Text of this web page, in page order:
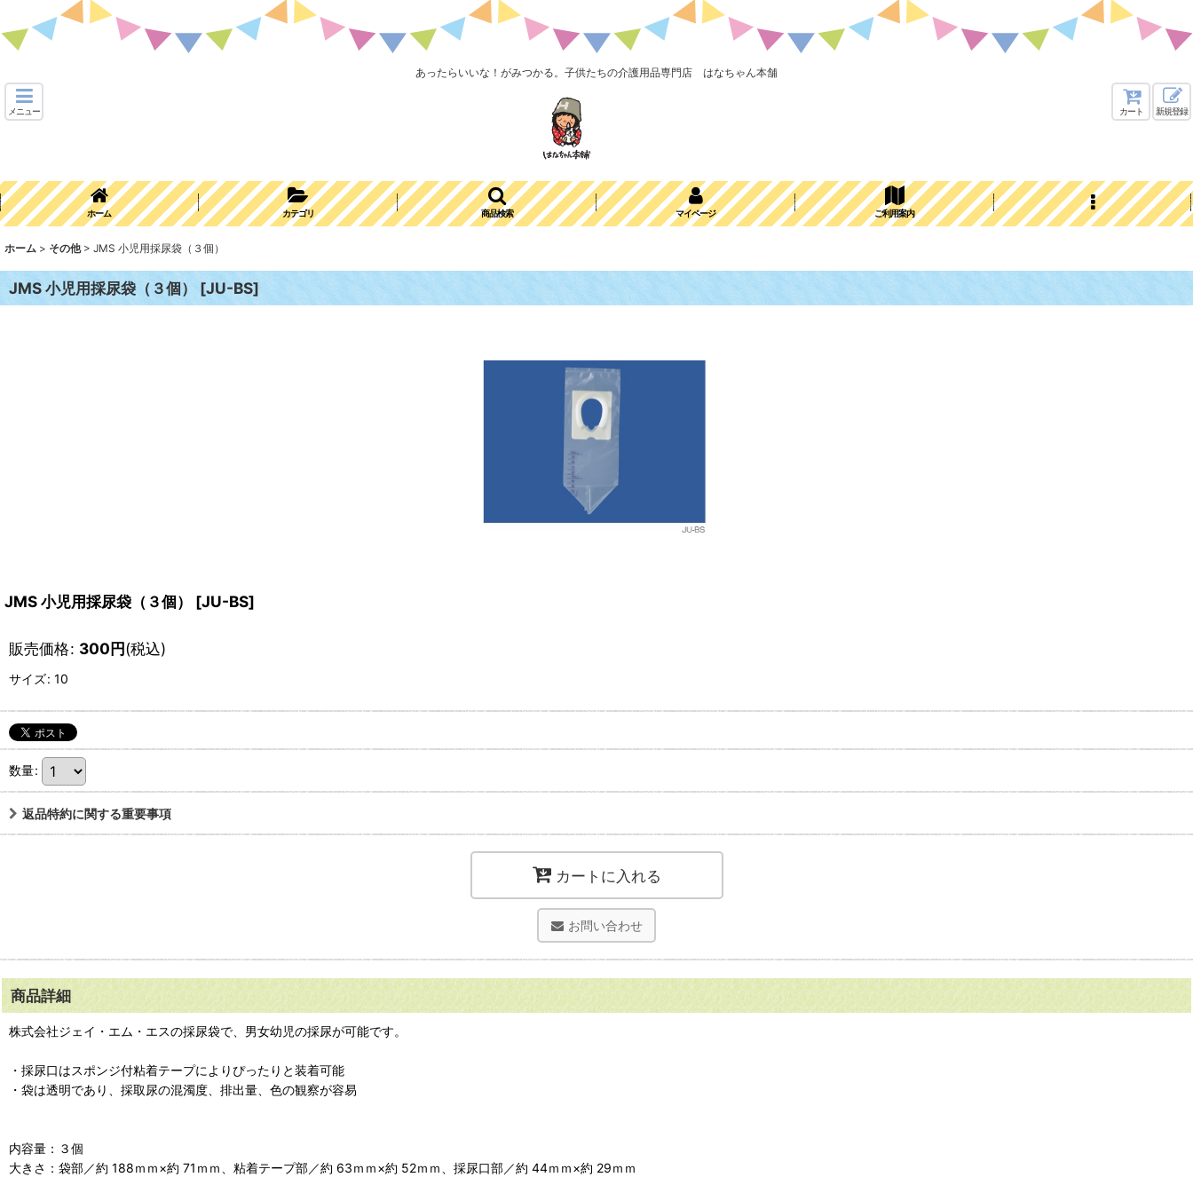
あったらいいな！がみつかる。子供たちの介護用品専門店 はなちゃん本舗
メニュー カート 新規登録
ホーム カテゴリ 商品検索 マイページ ご利用案内
ホーム > その他 > JMS 小児用採尿袋（３個）
JMS 小児用採尿袋（３個） [JU-BS]
JMS 小児用採尿袋（３個） [JU-BS]
販売価格: 300円(税込)
サイズ: 10
数量:
返品特約に関する重要事項
カートに入れる
お問い合わせ
商品詳細
株式会社ジェイ・エム・エスの採尿袋で、男女幼児の採尿が可能です。
・採尿口はスポンジ付粘着テープによりぴったりと装着可能
・袋は透明であり、採取尿の混濁度、排出量、色の観察が容易
内容量：３個
大きさ：袋部／約 188ｍｍ×約 71ｍｍ、粘着テープ部／約 63ｍｍ×約 52ｍｍ、採尿口部／約 44ｍｍ×約 29ｍｍ